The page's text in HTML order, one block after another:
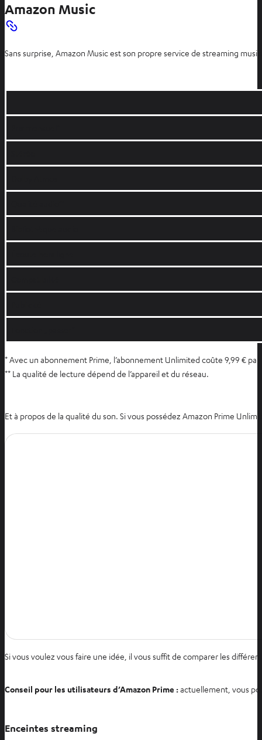
Amazon Music
Sans surprise, Amazon Music est son propre service de streaming
* Avec un abonnement Prime, l’abonnement Unlimited coûte 9,99 €
** La qualité de lecture dépend de l’appareil et du réseau.
Et à propos de la qualité du son. Si vous possédez Amazon Prime
Si vous voulez vous faire une idée, il vous suffit de comparer les
Conseil pour les utilisateurs d’Amazon Prime :actuellement, vous
Enceintes streaming